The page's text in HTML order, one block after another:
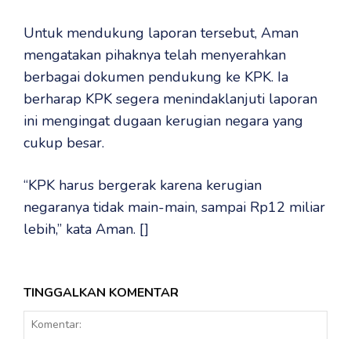
Untuk mendukung laporan tersebut, Aman
mengatakan pihaknya telah menyerahkan
berbagai dokumen pendukung ke KPK. Ia
berharap KPK segera menindaklanjuti laporan
ini mengingat dugaan kerugian negara yang
cukup besar.
“KPK harus bergerak karena kerugian
negaranya tidak main-main, sampai Rp12 miliar
lebih,” kata Aman. []
TINGGALKAN KOMENTAR